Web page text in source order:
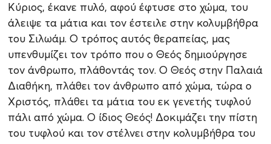
Κύριος, έκανε πυλό, αφού έφτυσε στο χώμα, του
άλειψε τα μάτια και τον έστειλε στην κολυμβήθρα
του Σιλωάμ. Ο τρόπος αυτός θεραπείας, μας
υπενθυμίζει τον τρόπο που ο Θεός δημιούργησε
τον άνθρωπο, πλάθοντάς τον. Ο Θεός στην Παλαιά
Διαθήκη, πλάθει τον άνθρωπο από χώμα, τώρα ο
Χριστός, πλάθει τα μάτια του εκ γενετής τυφλού
πάλι από χώμα. Ο ίδιος Θεός! Δοκιμάζει την πίστη
του τυφλού και τον στέλνει στην κολυμβήθρα του